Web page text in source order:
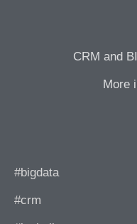
CRM and
More
#bigdata
#crm